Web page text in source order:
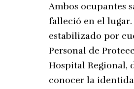
Ambos ocupantes
falleció en el
estabilizado por
Personal de
Hospital Regional,
conocer la